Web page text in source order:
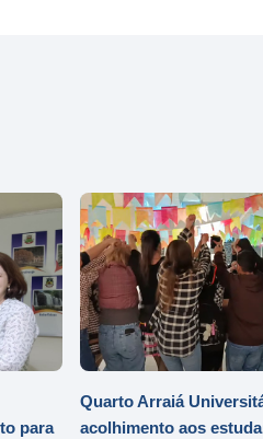
para
Quarto Arraiá
acolhimento aos